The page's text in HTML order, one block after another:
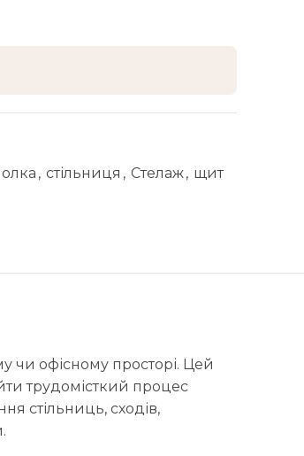
, стільниця , Стелаж, щит
чи офісному просторі. Цей
трудомісткий процес
стільниць, сходів,